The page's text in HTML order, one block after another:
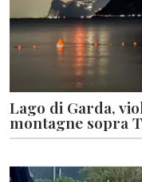
Lago di Garda,
montagne sopra